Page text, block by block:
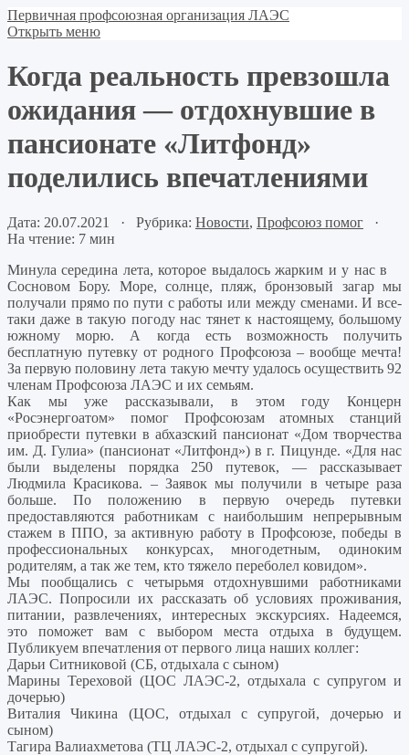
Первичная профсоюзная организация ЛАЭС
Открыть меню
Когда реальность превзошла
ожидания — отдохнувшие в
пансионате «Литфонд»
поделились впечатлениями
Дата: 20.07.2021 · Рубрика: Новости, Профсоюз помог ·
На чтение: 7 мин
Минула середина лета, которое выдалось жарким и у нас в
Сосновом Бору. Море, солнце, пляж, бронзовый загар мы
получали прямо по пути с работы или между сменами. И все-
таки даже в такую погоду нас тянет к настоящему, большому
южному морю. А когда есть возможность получить
бесплатную путевку от родного Профсоюза – вообще мечта!
За первую половину лета такую мечту удалось осуществить 92
членам Профсоюза ЛАЭС и их семьям.
Как мы уже рассказывали, в этом году Концерн
«Росэнергоатом» помог Профсоюзам атомных станций
приобрести путевки в абхазский пансионат «Дом творчества
им. Д. Гулиа» (пансионат «Литфонд») в г. Пицунде. «Для нас
были выделены порядка 250 путевок, — рассказывает
Людмила Красикова. – Заявок мы получили в четыре раза
больше. По положению в первую очередь путевки
предоставляются работникам с наибольшим непрерывным
стажем в ППО, за активную работу в Профсоюзе, победы в
профессиональных конкурсах, многодетным, одиноким
родителям, а так же тем, кто тяжело переболел ковидом».
Мы пообщались с четырьмя отдохнувшими работниками
ЛАЭС. Попросили их рассказать об условиях проживания,
питании, развлечениях, интересных экскурсиях. Надеемся,
это поможет вам с выбором места отдыха в будущем.
Публикуем впечатления от первого лица наших коллег:
Дарьи Ситниковой (СБ, отдыхала с сыном)
Марины Тереховой (ЦОС ЛАЭС-2, отдыхала с супругом и
дочерью)
Виталия Чикина (ЦОС, отдыхал с супругой, дочерью и
сыном)
Тагира Валиахметова (ТЦ ЛАЭС-2, отдыхал с супругой).